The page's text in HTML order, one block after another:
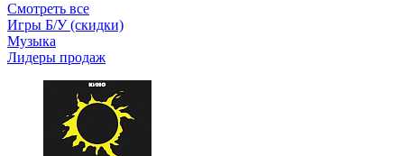
Смотреть все
Игры Б/У (скидки)
Музыка
Лидеры продаж